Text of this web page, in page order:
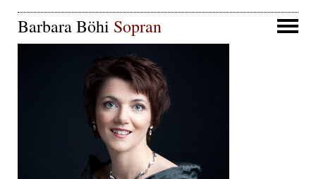
Barbara Böhi Sopran